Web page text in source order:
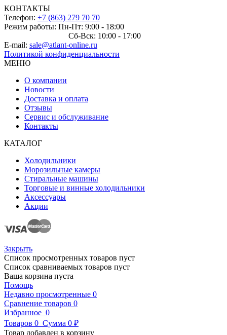
КОНТАКТЫ
Телефон: +7 (863) 279 70 70
Режим работы: Пн-Пт: 9:00 - 18:00
Сб-Вск: 10:00 - 17:00
E-mail: sale@atlant-online.ru
Политикой конфиденциальности
МЕНЮ
О компании
Новости
Доставка и оплата
Отзывы
Сервис и обслуживание
Контакты
КАТАЛОГ
Холодильники
Морозильные камеры
Стиральные машины
Торговые и винные холодильники
Аксессуары
Акции
Закрыть
Список просмотренных товаров пуст
Список сравниваемых товаров пуст
Ваша корзина пуста
Помощь
Недавно просмотренные 0
Сравнение товаров 0
Избранное 0
Товаров 0 Сумма 0 ₽
Товар добавлен в корзину